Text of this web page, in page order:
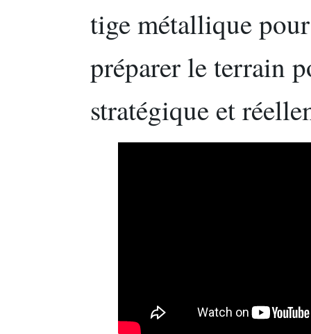
tige métallique
préparer le terrain
stratégique et